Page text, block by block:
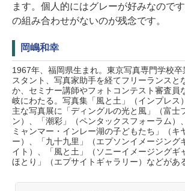
ます。個人的にはグレーが好みなので
の組み合わせがないのが残念です。
岡嶋和幸
1967年、福岡県生まれ。東京写真専門学校
スタント、写真家助手を経てフリーランスと
か、セミナー講師やフォトコンテスト審査員
岐にわたる。写真集「風と土」（インプレス
主な写真展に「ディングルの光と風」（富士
ン）、「潮彩」（ペンタックスフォーラム）
ミャンマー・インレー湖の子どもたち」（キ
ー）、「九十九里」（エプソンイメージング
イト）、「風と土」（ソニーイメージングギ
ほとり」（エプサイトギャラリー）などがあ